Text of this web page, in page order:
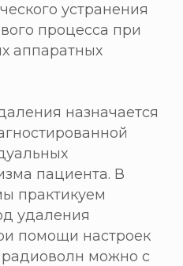
устранения
процесса при
аппаратных
назначается
пациента. В
практикуем
удаления
помощи настроек
можно с